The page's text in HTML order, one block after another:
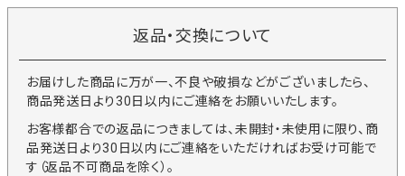
返品・交換について
お届けした商品に万が一、不良や破損などがございましたら、
商品発送日より30日以内にご連絡をお願いいたします。
お客様都合での返品につきましては、未開封・未使用に限り、商
品発送日より30日以内にご連絡をいただければお受け可能で
す（返品不可商品を除く）。